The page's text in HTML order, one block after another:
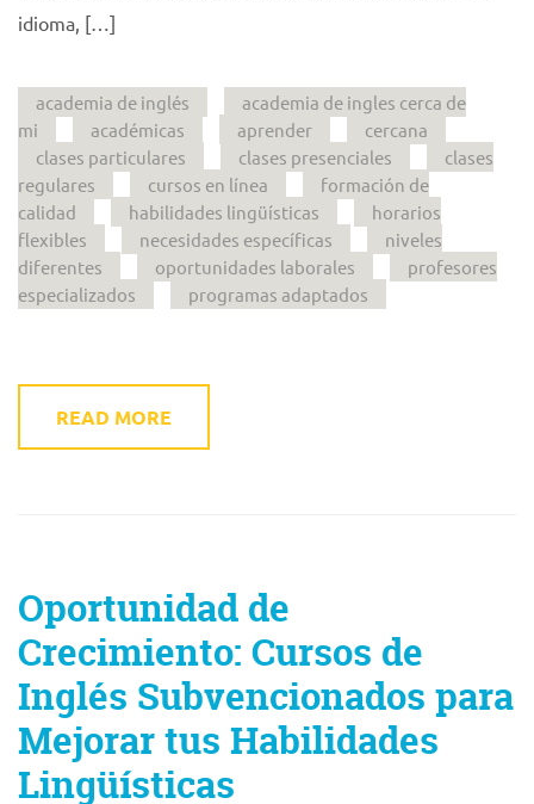
idioma, […]
academia de inglés
academia de ingles cerca de
mi
académicas aprender
cercana
clases particulares
clases presenciales
clases
regulares
cursos en línea
formación de
calidad
habilidades lingüísticas
horarios
flexibles
necesidades específicas
niveles
diferentes
oportunidades laborales
profesores
especializados
programas adaptados
READ MORE
Oportunidad de
Crecimiento: Cursos de
Inglés Subvencionados para
Mejorar tus Habilidades
Lingüísticas